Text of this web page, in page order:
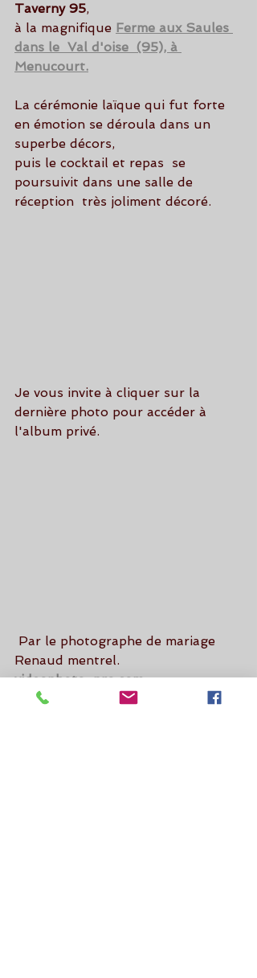
Taverny 95,
à la magnifique Ferme aux Saules
dans le  Val d'oise  (95), à
Menucourt.
La cérémonie laïque qui fut forte
en émotion se déroula dans un
superbe décors,
puis le cocktail et repas  se
poursuivit dans une salle de
réception  très joliment décoré.
Je vous invite à cliquer sur la
dernière photo pour accéder à
l'album privé.
Renaud mentrel.
videophoto-pro.com